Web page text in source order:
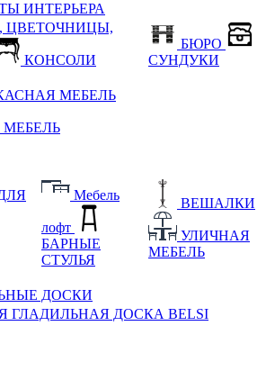
ИНТЕРЬЕРА
ЦВЕТОЧНИЦЫ,
КОНСОЛИ
БЮРО
СУНДУКИ
МЕБЕЛЬ
Мебель
лофт
БАРНЫЕ
СТУЛЬЯ
ВЕШАЛКИ
УЛИЧНАЯ
МЕБЕЛЬ
ДОСКИ
ГЛАДИЛЬНАЯ ДОСКА BELSI